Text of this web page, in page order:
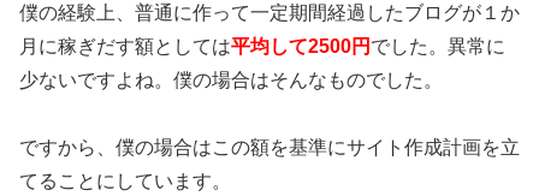
僕の経験上、普通に作って一定期間経過したブログが１か
月に稼ぎだす額としては平均して2500円 でした。異常に
少ないですよね。僕の場合はそんなものでした。
ですから、僕の場合はこの額を基準にサイト作成計画を立
てることにしています。